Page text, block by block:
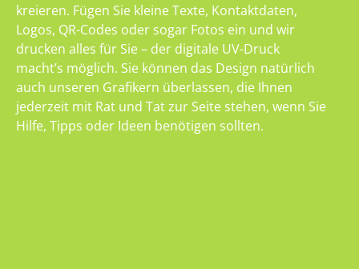
kreieren. Fügen Sie kleine Texte, Kontaktdaten,
Logos, QR-Codes oder sogar Fotos ein und wir
drucken alles für Sie – der digitale UV-Druck
macht’s möglich. Sie können das Design natürlich
auch unseren Grafikern überlassen, die Ihnen
jederzeit mit Rat und Tat zur Seite stehen, wenn Sie
Hilfe, Tipps oder Ideen benötigen sollten.